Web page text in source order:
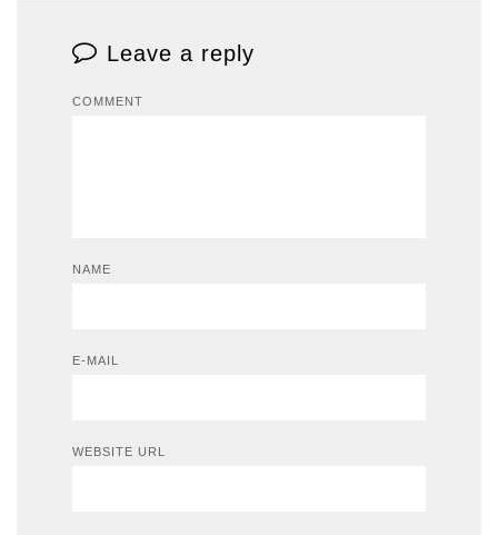
Leave a reply
COMMENT
NAME
E-MAIL
WEBSITE URL